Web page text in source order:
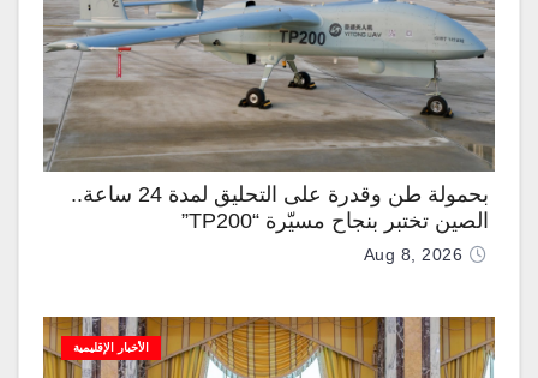
بحمولة طن وقدرة على التحليق لمدة 24 ساعة..
الصين تختبر بنجاح مسيّرة “TP200”
Aug 8, 2026
الأخبار الإقليمية